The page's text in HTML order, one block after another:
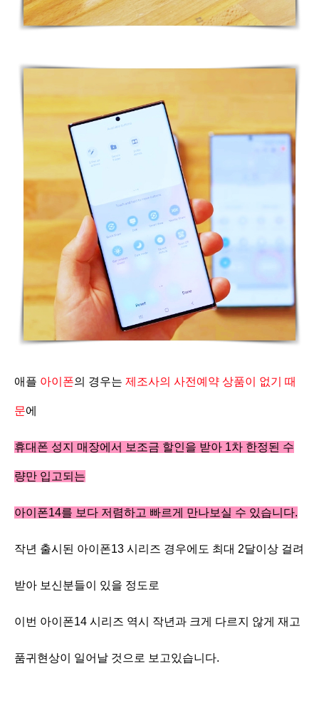
애플 아이폰의 경우는 제조사의 사전예약 상품이 없기 때
문에
휴대폰 성지 매장에서 보조금 할인을 받아 1차 한정된 수
량만 입고되는
아이폰14를 보다 저렴하고 빠르게 만나보실 수 있습니다.
작년 출시된 아이폰13 시리즈 경우에도 최대 2달이상 걸려
받아 보신분들이 있을 정도로
이번 아이폰14 시리즈 역시 작년과 크게 다르지 않게 재고
품귀현상이 일어날 것으로 보고있습니다.